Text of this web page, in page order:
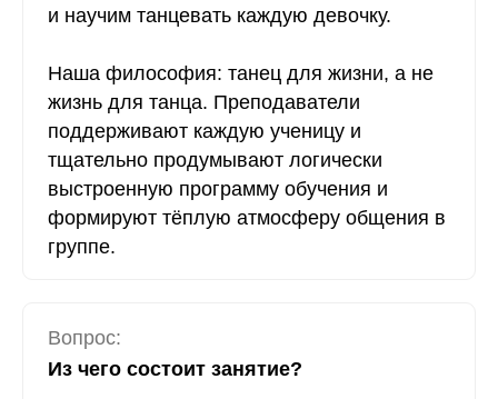
и научим танцевать каждую девочку.
Наша философия: танец для жизни, а не
жизнь для танца. Преподаватели
поддерживают каждую ученицу и
тщательно продумывают логически
выстроенную программу обучения и
формируют тёплую атмосферу общения в
группе.
Вопрос:
Из чего состоит занятие?